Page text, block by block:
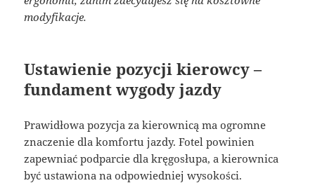
modyfikacje.
Ustawienie pozycji kierowcy –
fundament wygody jazdy
Prawidłowa pozycja za kierownicą ma ogromne
znaczenie dla komfortu jazdy. Fotel powinien
zapewniać podparcie dla kręgosłupa, a kierownica
być ustawiona na odpowiedniej wysokości.